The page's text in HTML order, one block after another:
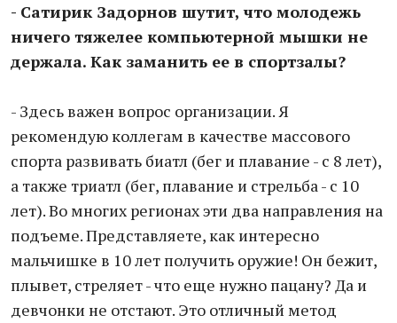
- Сатирик Задорнов шутит, что молодежь
ничего тяжелее компьютерной мышки не
держала. Как заманить ее в спортзалы?
- Здесь важен вопрос организации. Я
рекомендую коллегам в качестве массового
спорта развивать биатл (бег и плавание - с 8 лет),
а также триатл (бег, плавание и стрельба - с 10
лет). Во многих регионах эти два направления на
подъеме. Представляете, как интересно
мальчишке в 10 лет получить оружие! Он бежит,
плывет, стреляет - что еще нужно пацану? Да и
девчонки не отстают. Это отличный метод